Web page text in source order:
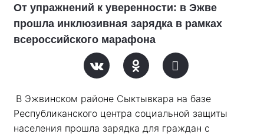
От упражнений к уверенности: в Эжве
прошла инклюзивная зарядка в рамках
всероссийского марафона
В Эжвинском районе Сыктывкара на базе
Республиканского центра социальной защиты
населения прошла зарядка для граждан с